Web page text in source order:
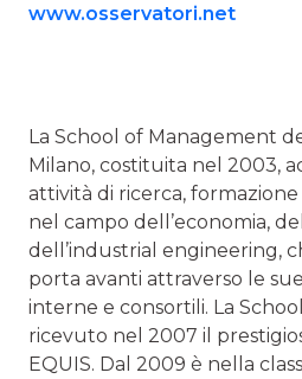
www.osservatori.net
La School of Management
Milano, costituita nel 2003,
attività di ricerca,
nel campo dell’economia,
dell’industrial engineering,
porta avanti attraverso le
interne e consortili. La
ricevuto nel 2007 il
EQUIS. Dal 2009 è nella